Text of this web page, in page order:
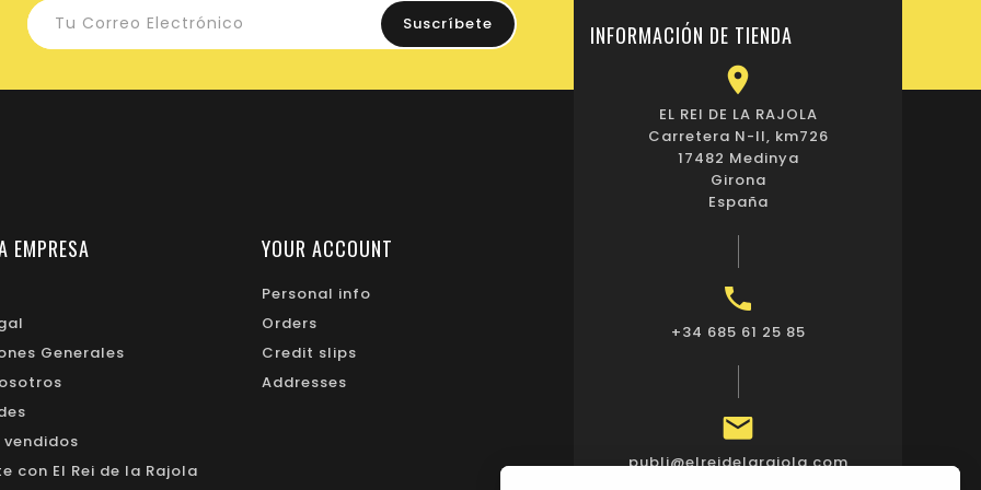
EMPRESA
Generales
vendidos
con El Rei de la Rajola
YOUR ACCOUNT
Personal info
Orders
Credit slips
Addresses
INFORMACIÓN DE TIENDA

EL REI DE LA RAJOLA
Carretera N-II, km726
17482 Medinya
Girona
España

+34 685 61 25 85

publi@elreidelarajola.com